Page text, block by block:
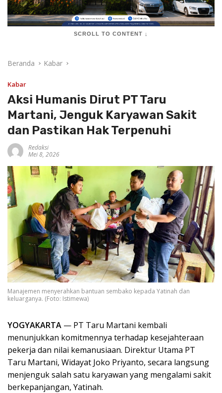
SCROLL TO CONTENT ↓
Beranda Kabar
Kabar
Aksi Humanis Dirut PT Taru
Martani, Jenguk Karyawan Sakit
dan Pastikan Hak Terpenuhi
Redaksi
Mei 8, 2026
Manajemen menyerahkan bantuan sembako kepada Yatinah dan
keluarganya. (Foto: Istimewa)
YOGYAKARTA — PT Taru Martani kembali
menunjukkan komitmennya terhadap kesejahteraan
pekerja dan nilai kemanusiaan. Direktur Utama PT
Taru Martani, Widayat Joko Priyanto, secara langsung
menjenguk salah satu karyawan yang mengalami sakit
berkepanjangan, Yatinah.